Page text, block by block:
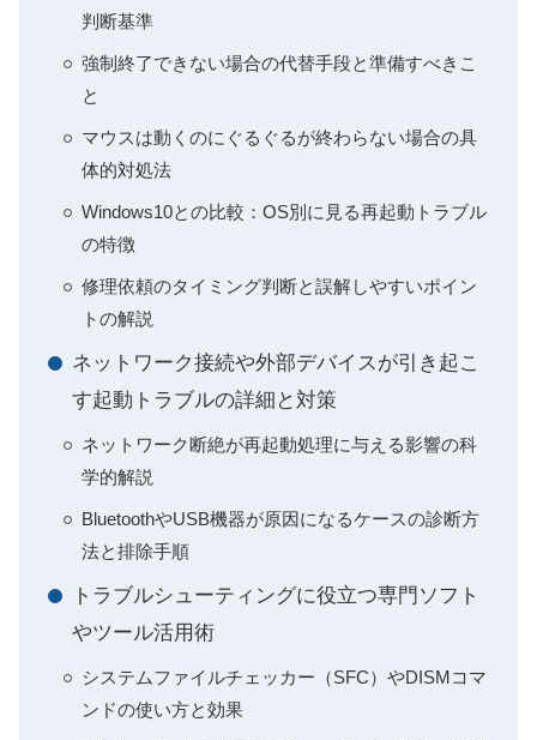
判断基準
強制終了できない場合の代替手段と準備すべきこ
と
マウスは動くのにぐるぐるが終わらない場合の具
体的対処法
Windows10との比較：OS別に見る再起動トラブル
の特徴
修理依頼のタイミング判断と誤解しやすいポイン
トの解説
ネットワーク接続や外部デバイスが引き起こ
す起動トラブルの詳細と対策
ネットワーク断絶が再起動処理に与える影響の科
学的解説
BluetoothやUSB機器が原因になるケースの診断方
法と排除手順
トラブルシューティングに役立つ専門ソフト
やツール活用術
システムファイルチェッカー（SFC）やDISMコマ
ンドの使い方と効果